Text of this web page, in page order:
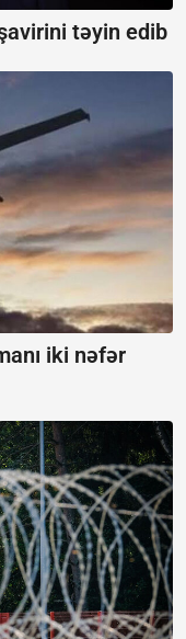
təyin edib
iki nəfər